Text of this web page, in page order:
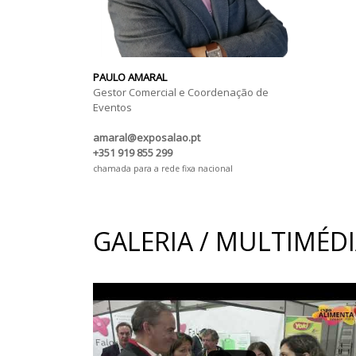
PAULO AMARAL
Gestor Comercial e Coordenação de
Eventos
amaral@exposalao.pt
+351 919 855 299
chamada para a rede fixa nacional
GALERIA /